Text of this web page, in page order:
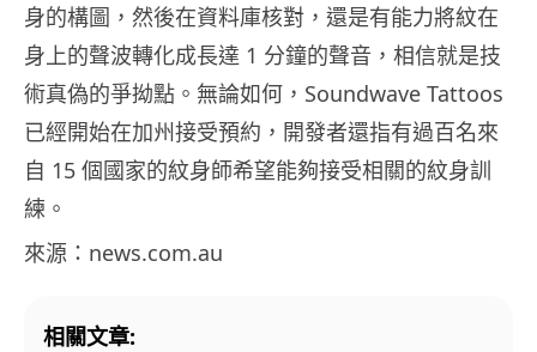
身的構圖，然後在資料庫核對，還是有能力將紋在
身上的聲波轉化成長達 1 分鐘的聲音，相信就是技
術真偽的爭拗點。無論如何，Soundwave Tattoos
已經開始在加州接受預約，開發者還指有過百名來
自 15 個國家的紋身師希望能夠接受相關的紋身訓
練。
來源：news.com.au
相關文章: